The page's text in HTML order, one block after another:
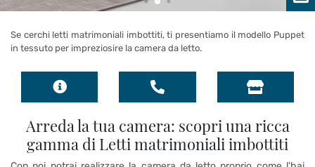
Arreda la tua camera: scopri una ricca
gamma di Letti matrimoniali imbottiti
Se cerchi letti matrimoniali imbottiti, ti presentiamo il modello Puppet
in tessuto per impreziosire la camera da letto.